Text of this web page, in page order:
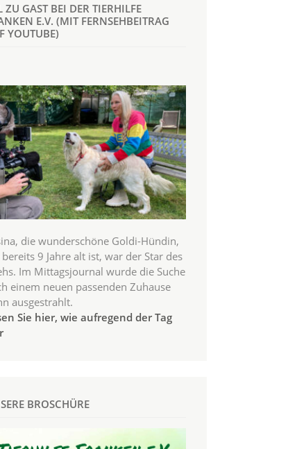
ZU GAST BEI DER TIERHILFE
E.V. (MIT FERNSEHBEITRAG
YOUTUBE)
die wunderschöne Goldi-Hündin,
9 Jahre alt ist, war der Star des
Im Mittagsjournal wurde die Suche
einem neuen passenden Zuhause
ausgestrahlt.
Sie hier, wie aufregend der Tag
BROSCHÜRE